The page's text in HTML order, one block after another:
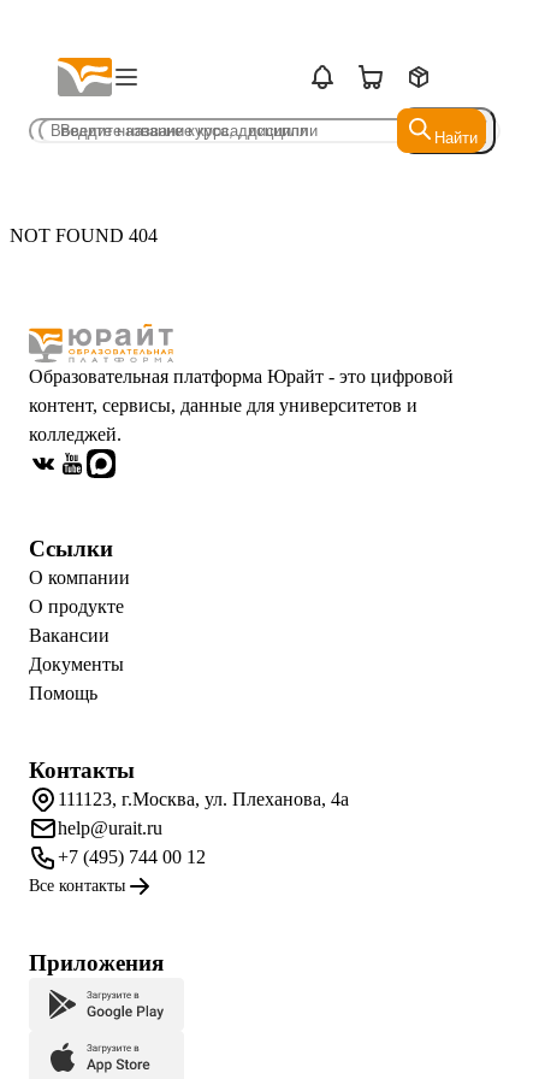
Найти
Найти
NOT FOUND 404
Образовательная платформа Юрайт - это цифровой
контент, сервисы, данные для университетов и
колледжей.
Ссылки
О компании
О продукте
Вакансии
Документы
Помощь
Контакты
111123, г.Москва, ул. Плеханова, 4а
help@urait.ru
+7 (495) 744 00 12
Все контакты
Приложения